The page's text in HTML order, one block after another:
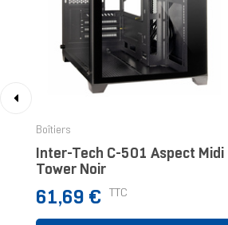
Boîtiers
Inter-Tech C-501 Aspect Midi
Tower Noir
Prix
61,69 € TTC